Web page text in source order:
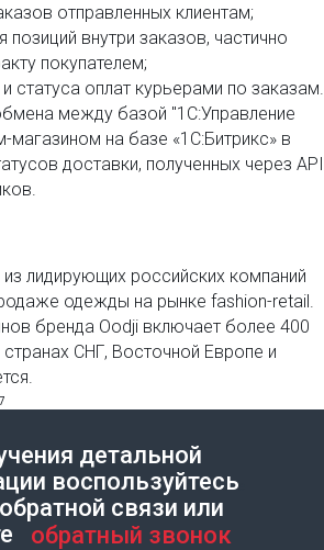
отправленных клиентам;
позиций внутри заказов, частично
покупателем;
статуса оплат курьерами по заказам.
между базой "1С:Управление
магазином на базе «1С:Битрикс» в
доставки, полученных через API
из лидирующих российских компаний
одежды на рынке fashion-retail.
бренда Oodji включает более 400
СНГ, Восточной Европе и
сайта на ТильдеLeto.Website
детальной
воспользуйтесь
связи или
обратный звонок